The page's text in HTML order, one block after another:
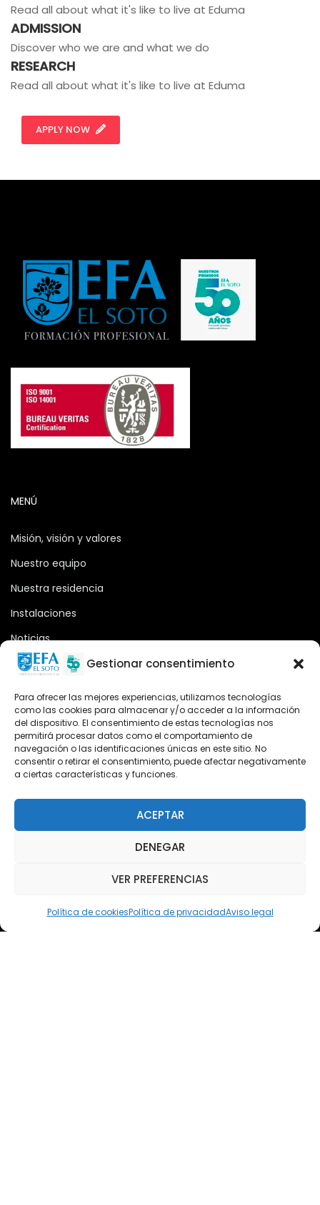
Gestionar consentimiento
Para ofrecer las mejores experiencias, utilizamos tecnologías
como las cookies para almacenar y/o acceder a la información
del dispositivo. El consentimiento de estas tecnologías nos
permitirá procesar datos como el comportamiento de
navegación o las identificaciones únicas en este sitio. No
consentir o retirar el consentimiento, puede afectar negativamente
a ciertas características y funciones.
ACEPTAR
DENEGAR
VER PREFERENCIAS
Política de cookiesPolítica de privacidadAviso legal
Read all about what it's like to live at Eduma
ADMISSION
Discover who we are and what we do
RESEARCH
Read all about what it's like to live at Eduma
APPLY NOW
MENÚ
Misión, visión y valores
Nuestro equipo
Nuestra residencia
Instalaciones
Noticias
Oferta formativa
Plataforma 2.0
Acceso Cursos UNIR
Teléfono: (+34) 958 455 085
Teléfono: (+34) 618 370 813